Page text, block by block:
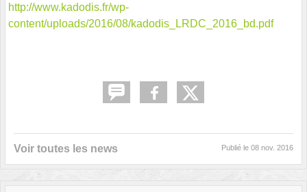
http://www.kadodis.fr/wp-
content/uploads/2016/08/kadodis_LRDC_2016_bd.pdf
Voir toutes les news Publié le 08 nov. 2016